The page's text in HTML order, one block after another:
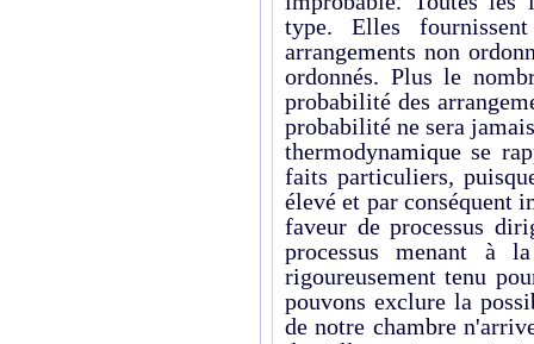
type. Elles
arrangements non
ordonnés. Plus le
probabilité des
probabilité ne sera
thermodynamique se
faits particuliers,
élevé et par conséquent
faveur de processus
processus menant à
rigoureusement tenu
pouvons exclure la
de notre chambre